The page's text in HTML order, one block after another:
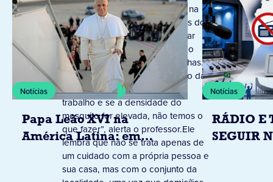
que podem durar muito tempo na
natureza, podem ser criadouros do
mosquito. A gente tem que olhar
constantemente o domicílio, não
somente na terra como nas calhas.
Este é um momento do começo da
chuva. Se não fizermos esse
trabalho e se a densidade do
mosquito for elevada, não temos o
que fazer”, alerta o professor.Ele
lembra que não se trata apenas de
um cuidado com a própria pessoa e
sua casa, mas com o conjunto da
Notícias
Papa Leão XVI na
América Latina: em
novembro, visitará
Uruguai, Argentina e
Notícias
RÁDIO E
SEGUIR